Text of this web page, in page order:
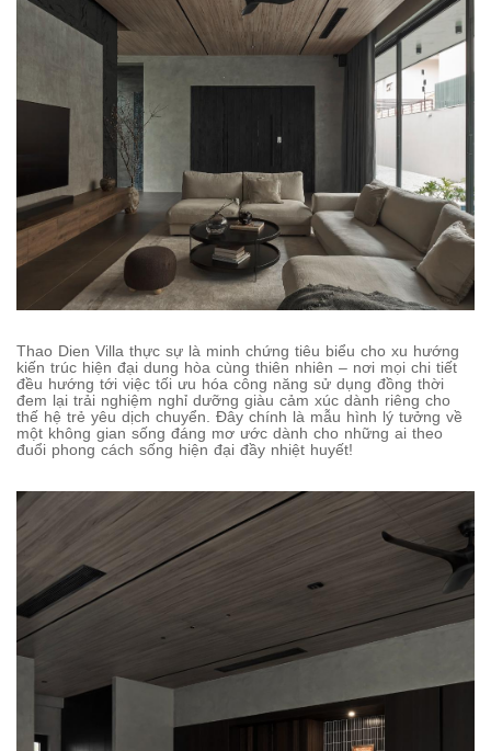
Thao Dien Villa thực sự là minh chứng tiêu biểu cho xu hướng
kiến trúc hiện đại dung hòa cùng thiên nhiên – nơi mọi chi tiết
đều hướng tới việc tối ưu hóa công năng sử dụng đồng thời
đem lại trải nghiệm nghỉ dưỡng giàu cảm xúc dành riêng cho
thế hệ trẻ yêu dịch chuyển. Đây chính là mẫu hình lý tưởng về
một không gian sống đáng mơ ước dành cho những ai theo
đuổi phong cách sống hiện đại đầy nhiệt huyết!